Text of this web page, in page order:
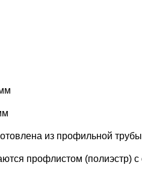
из профильной
профлистом (полиэстр)